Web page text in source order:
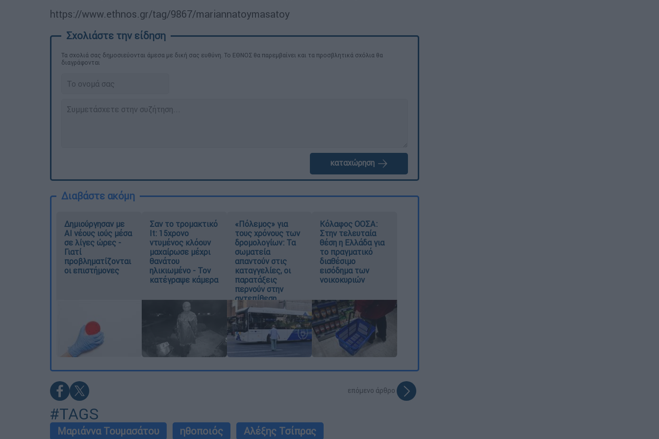
https://www.ethnos.gr/tag/9867/mariannatoymasatoy
Τα σχολιά σας δημοσιεύονται άμεσα με δική σας ευθύνη. Το ΕΘΝΟΣ θα παρεμβαίνει και τα προσβλητικά σχόλια θα
διαγράφονται
καταχώρηση
Διαβάστε ακόμη
Δημιούργησαν με
AI νέους ιούς μέσα
σε λίγες ώρες -
Γιατί
προβληματίζονται
οι επιστήμονες
Σαν το τρομακτικό
It: 15χρονο
ντυμένος κλόουν
μαχαίρωσε μέχρι
θανάτου
ηλικιωμένο - Τον
κατέγραψε κάμερα
«Πόλεμος» για
τους χρόνους των
δρομολογίων: Τα
σωματεία
απαντούν στις
καταγγελίες, οι
παρατάξεις
περνούν στην
αντεπίθεση
Κόλαφος ΟΟΣΑ:
Στην τελευταία
θέση η Ελλάδα για
το πραγματικό
διαθέσιμο
εισόδημα των
νοικοκυριών
επόμενο άρθρο
#TAGS
Μαριάννα Τουμασάτου ηθοποιός Αλέξης Τσίπρας